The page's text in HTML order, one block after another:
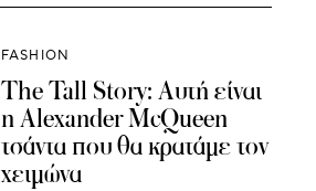
FASHION
The Tall Story: Αυτή είναι
η Alexander McQueen
τσάντα που θα κρατάμε τον
χειμώνα